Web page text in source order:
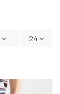
24